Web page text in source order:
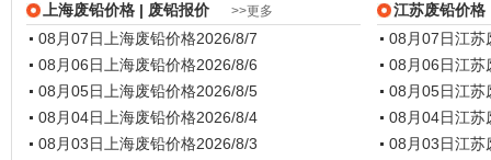
上海废铅价格 | 废铅报价 >>更多
08月07日上海废铅价格2026/8/7
08月06日上海废铅价格2026/8/6
08月05日上海废铅价格2026/8/5
08月04日上海废铅价格2026/8/4
08月03日上海废铅价格2026/8/3
江苏废铅价格
08月07日江苏
08月06日江苏
08月05日江苏
08月04日江苏
08月03日江苏